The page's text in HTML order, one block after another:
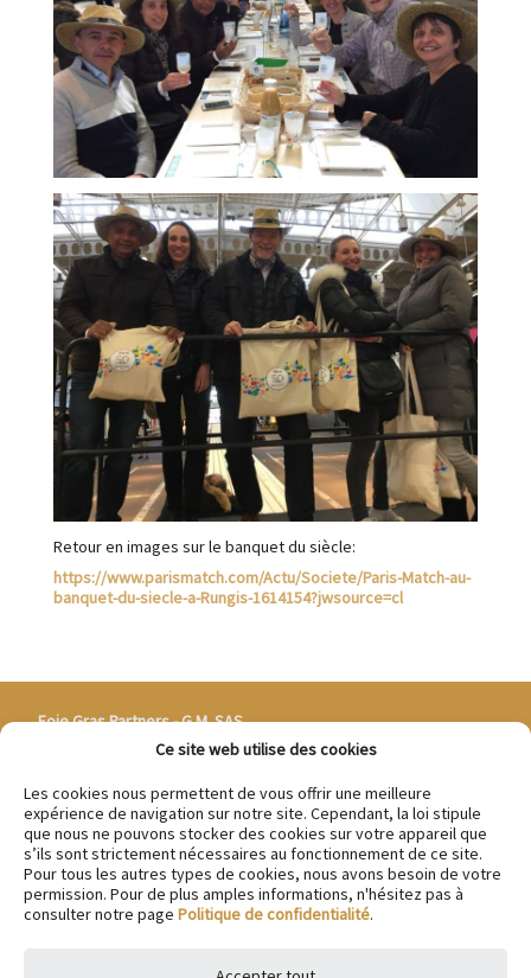
Ce site web utilise des cookies
Les cookies nous permettent de vous offrir une meilleure
expérience de navigation sur notre site. Cependant, la loi stipule
que nous ne pouvons stocker des cookies sur votre appareil que
s’ils sont strictement nécessaires au fonctionnement de ce site.
Pour tous les autres types de cookies, nous avons besoin de votre
permission. Pour de plus amples informations, n'hésitez pas à
consulter notre page Politique de confidentialité.
Retour en images sur le banquet du siècle:
https://www.parismatch.com/Actu/Societe/Paris-Match-au-
banquet-du-siecle-a-Rungis-1614154?jwsource=cl
Foie Gras Partners - G.M. SAS
3 rue de la Corderie
Tél 0033 (0)1 41 73 28 10
Fax 0033 (0)1 46 87 06 41
fgp@foie-gras-partners.com
Politique de confidentialité : FR EN ES